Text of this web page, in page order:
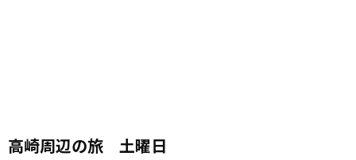
高崎周辺の旅 土曜日